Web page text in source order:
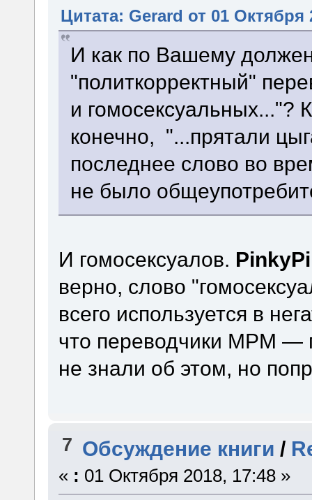
Цитата: Gerard от 01 Октября
И как по Вашему
"политкорректный"
и гомосексуальных..."?
конечно, "...прятали
последнее слово во
не было
И гомосексуалов.
верно, слово
всего используется в
что переводчики МРМ —
не знали об этом, но
7 Обсуждение книги /
« : 01 Октября 2018, 17:48 »